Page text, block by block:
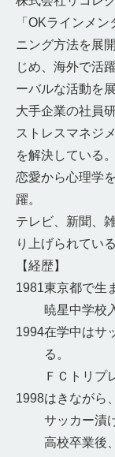
「OKラインメ
ニング方法を展
じめ、海外で活
ーバルな活動を展
大手企業の社員
ストレスマネジ
を解決している
恋愛から心理学
躍。
テレビ、新聞、
り上げられている
【経歴】
1981東京都で生
1994
暁星中学校
在学中はサ
る。
1998
ＦＣトリプ
はきながら、
サッカー漬
高校卒業後